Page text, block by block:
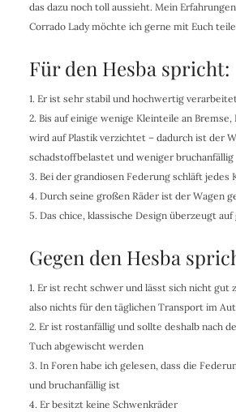
das dazu noch toll aussieht. Mein
Corrado Lady möchte ich gerne mit Euch
Für den Hesba spricht:
1. Er ist sehr stabil und hochwertig
2. Bis auf einige wenige Kleinteile an Bremse,
wird auf Plastik verzichtet – dadurch ist der
schadstoffbelastet und weniger bruchanfällig
3. Bei der grandiosen Federung schläft jedes
4. Durch seine großen Räder ist der Wagen
5. Das chice, klassische Design überzeugt auf
Gegen den Hesba
1. Er ist recht schwer und lässt sich nicht gut
also nichts für den täglichen Transport im
2. Er ist rostanfällig und sollte deshalb nach
Tuch abgewischt werden
3. In Foren habe ich gelesen, dass die
und bruchanfällig ist
4. Er besitzt keine Schwenkräder